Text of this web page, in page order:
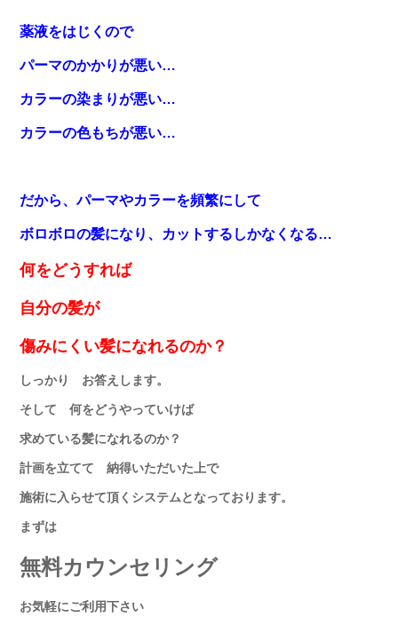
薬液をはじくので
パーマのかかりが悪い…
カラーの染まりが悪い…
カラーの色もちが悪い…
だから、パーマやカラーを頻繁にして
ボロボロの髪になり 、カットするしかなくなる…
何をどうすれば
自分の髪が
傷みにくい髪になれるのか？
しっかり お答えします。
そして 何をどうやっていけば
求めている髪になれるのか？
計画を立てて 納得いただいた上で
施術に入らせて頂くシステムとなっております。
まずは
無料カウンセリング
お気軽にご利用下さい